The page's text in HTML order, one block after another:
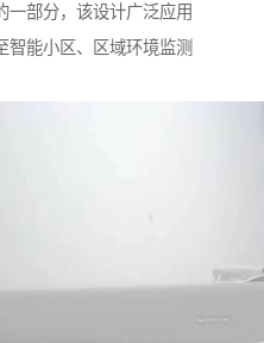
一部分，该设计广泛应用
智能小区、区域环境监测